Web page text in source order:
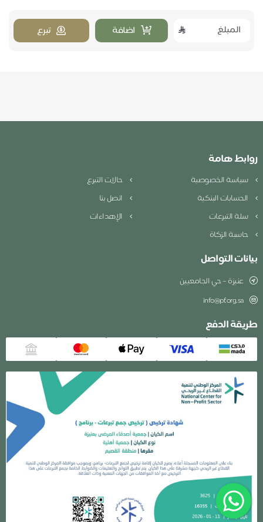
اضافة تبرع
روابط هامة
سياسة الخصوصية
حالات التبرع
الحسابات البنكية
اتصل بنا
سلة التبرعات
الإهداءات
حاسبة الزكاة
بيانات التواصل
عنيزة – حي الجامعيين
info@pf.org.sa
طريقة الدفع